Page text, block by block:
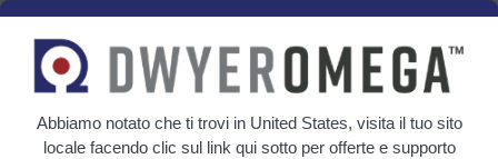
Centro Assistenza
Stato Dell'ordine/Monitoraggio
Abbiamo notato che ti trovi in United States, visita il tuo sito
locale facendo clic sul link qui sotto per offerte e supporto